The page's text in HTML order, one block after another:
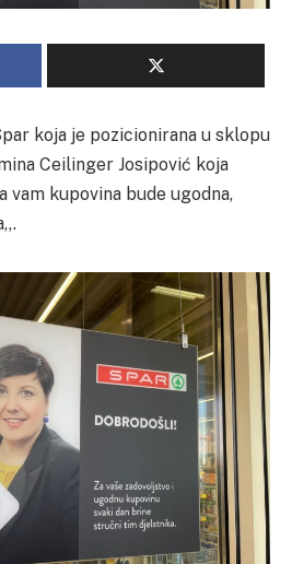
koja je pozicionirana u sklopu
Ceilinger Josipović koja
vam kupovina bude ugodna,